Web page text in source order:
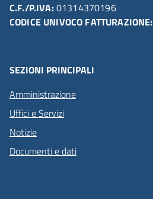
C.F./P.IVA:01314370196
CODICE UNIVOCO FATTURAZIONE:
SEZIONI PRINCIPALI
Amministrazione
Uffici e Servizi
Notizie
Documenti e dati